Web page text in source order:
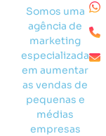
Somos uma
agência de
marketing
especializada
em aumentar
as vendas de
pequenas e
médias
empresas